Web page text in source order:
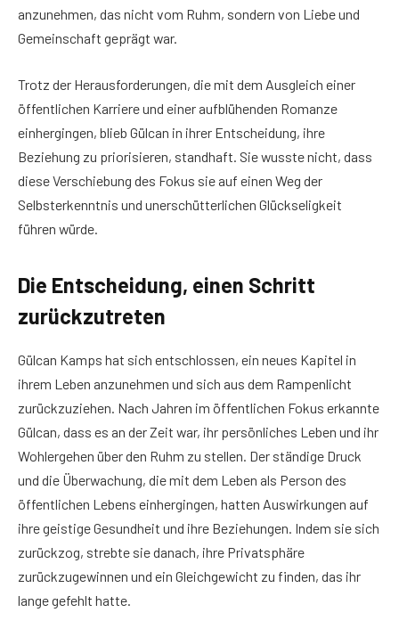
anzunehmen, das nicht vom Ruhm, sondern von Liebe und
Gemeinschaft geprägt war.
Trotz der Herausforderungen, die mit dem Ausgleich einer
öffentlichen Karriere und einer aufblühenden Romanze
einhergingen, blieb Gülcan in ihrer Entscheidung, ihre
Beziehung zu priorisieren, standhaft. Sie wusste nicht, dass
diese Verschiebung des Fokus sie auf einen Weg der
Selbsterkenntnis und unerschütterlichen Glückseligkeit
führen würde.
Die Entscheidung, einen Schritt
zurückzutreten
Gülcan Kamps hat sich entschlossen, ein neues Kapitel in
ihrem Leben anzunehmen und sich aus dem Rampenlicht
zurückzuziehen. Nach Jahren im öffentlichen Fokus erkannte
Gülcan, dass es an der Zeit war, ihr persönliches Leben und ihr
Wohlergehen über den Ruhm zu stellen. Der ständige Druck
und die Überwachung, die mit dem Leben als Person des
öffentlichen Lebens einhergingen, hatten Auswirkungen auf
ihre geistige Gesundheit und ihre Beziehungen. Indem sie sich
zurückzog, strebte sie danach, ihre Privatsphäre
zurückzugewinnen und ein Gleichgewicht zu finden, das ihr
lange gefehlt hatte.